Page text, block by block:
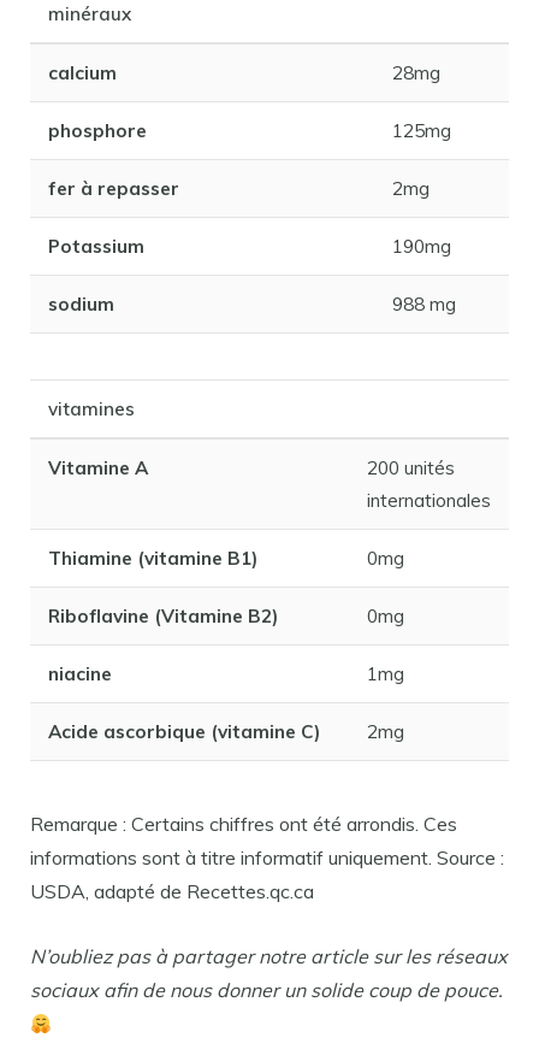
minéraux
calcium 28mg
phosphore 125mg
fer à repasser 2mg
Potassium 190mg
sodium 988 mg
vitamines
Vitamine A
200 unités
internationales
Thiamine (vitamine B1) 0mg
Riboflavine (Vitamine B2) 0mg
niacine 1mg
Acide ascorbique (vitamine C) 2mg
Remarque : Certains chiffres ont été arrondis. Ces
informations sont à titre informatif uniquement. Source :
USDA, adapté de Recettes.qc.ca
N’oubliez pas à partager notre article sur les réseaux
sociaux afin de nous donner un solide coup de pouce.